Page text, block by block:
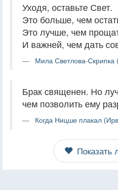
Уходя, оставьте Свет.
Это больше, чем
Это лучше, чем
И важней, чем дать
Мила Светлова-Скрипка
Брак священен. Но
чем позволить ему
Когда Ницше плакал
Показать